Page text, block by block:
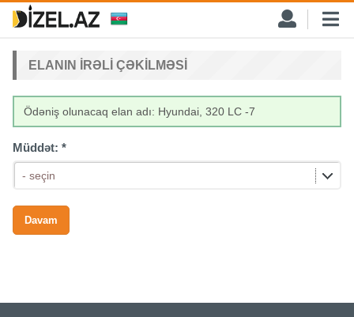
ELANIN IRƏLI ÇƏKILMƏSI
Ödəniş olunacaq elan adı: Hyundai, 320 LC -7
Müddət: *
- seçin